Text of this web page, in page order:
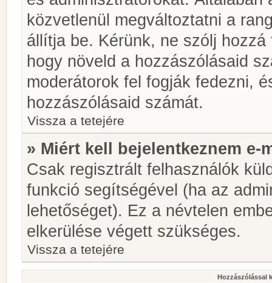
közvetlenül megváltoztatni a
állítja be. Kérünk, ne szólj
hogy növeld a hozzászólásaid
moderátorok fel fogják fedezni,
hozzászólásaid számát.
Vissza a tetejére
» Miért kell bejelentkeznem e-
Csak regisztrált felhasználók
funkció segítségével (ha az
lehetőséget). Ez a névtelen
elkerülése végett szükséges.
Vissza a tetejére
Hozzászólással